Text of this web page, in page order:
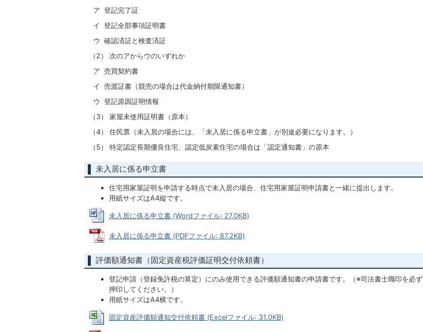
ア 登記完了証
イ 登記全部事項証明書
ウ 確認済証と検査済証
（2） 次のアからウのいずれか
ア 売買契約書
イ 売渡証書（競売の場合は代金納付期限通知書）
ウ 登記原因証明情報
（3） 家屋未使用証明書（原本）
（4） 住民票（未入居の場合には、「未入居に係る申立書」が別途必要になります。）
（5） 特定認定長期優良住宅、認定低炭素住宅の場合は「認定通知書」の原本
未入居に係る申立書
住宅用家屋証明を申請する時点で未入居の場合、住宅用家屋証明申請書と一緒に提出します。
用紙サイズはA4縦です。
未入居に係る申立書 (Wordファイル: 27.0KB)
未入居に係る申立書 (PDFファイル: 87.2KB)
評価額通知書（固定資産税評価証明交付依頼書）
登記申請（登録免許税の算定）にのみ使用できる評価額通知書の申請書です。（※司法書士職印を必ず
押印してください。）
用紙サイズはA4横です。
固定資産評価額通知交付依頼書 (Excelファイル: 31.0KB)